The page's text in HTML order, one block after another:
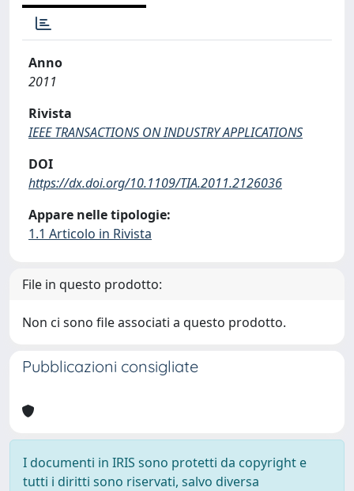
Anno
2011
Rivista
IEEE TRANSACTIONS ON INDUSTRY APPLICATIONS
DOI
https://dx.doi.org/10.1109/TIA.2011.2126036
Appare nelle tipologie:
1.1 Articolo in Rivista
File in questo prodotto:
Non ci sono file associati a questo prodotto.
Pubblicazioni consigliate
I documenti in IRIS sono protetti da copyright e
tutti i diritti sono riservati, salvo diversa